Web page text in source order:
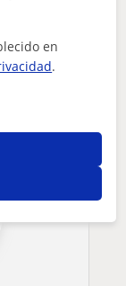
en
.